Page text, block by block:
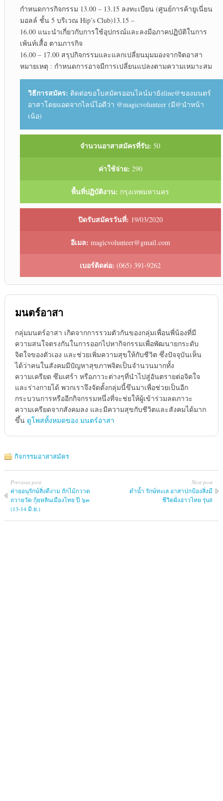
กำหนดการกิจกรรม 13.00 – 13.15 ลงทะเบียน (ศูนย์การค้ายูเนี่ยน
มอลล์ ชั้น 5 บริเวณ Hip’s Club)13.15 –
16.00 แนะนำเกี่ยวกับการใช้อุปกรณ์และลงมือภาคปฏิบัติในการ
เพ้นท์เสื้อ ตามภารกิจ
16.00 – 17.00 สรุปกิจกรรมและแลกเปลี่ยนมุมมองจากจิตอาสา
หมายเหตุ : กำหนดการอาจมีการเปลี่ยนแปลงตามความเหมาะสม
วิธีการสมัคร: ติดต่อขอใบสมัครออนไลน์มายังline@ของมนตร์
อาสาโดยแอดจากไลน์ไอดีว่า @magicvolunteer (มี@นำหน้า
เน้อ)
จำนวนอาสาสมัครที่รับ: 50
ค่าใช้จ่าย: 290
พื้นที่ปฏิบัติงาน: กรุงเทพมหานคร
ปิดรับสมัครวันที่: 19/03/2020
อีเมล: magicvolunteer@gmail.com
เบอร์ติดต่อ: (065) 391-9262
มนตร์อาสา
กลุ่มมนตร์อาสา เกิดจากการรวมตัวกันของกลุ่มเพื่อนพี่น้องที่มี
ความสนใจตรงกันในการออกไปหากิจกรรมเพื่อพัฒนายกระดับ
จิตใจของตัวเอง และช่วยเพิ่มความสุขให้กับชีวิต ซึ่งปัจจุบันเห็น
ได้ว่าคนในสังคมมีปัญหาสุขภาพจิตเป็นจำนวนมากทั้ง
ความเครียด ซึมเศร้า หรือภาวะต่างๆที่นำไปสู่อันตรายต่อจิตใจ
และร่างกายได้ พวกเราจึงจัดตั้งกลุ่มนี้ขึนมาเพื่อช่วยเป็นอีก
กระบวนการหรืออีกกิจกรรมหนึ่งที่จะช่ยให้ผู้เข้าร่วมลดภาวะ
ความเครียดจากสังคมลง และมีความสุขกับชีวิตและสังคมได้มาก
ขึ้น ดูโพสทั้งหมดของ มนตร์อาสา
กิจกรรมอาสาสมัคร
Previous post
ค่ายอนุรักษ์สิ่งดีงาม ถักไม้กวาด
ถวายวัด กุ้ยหลินเมืองไทย ปี ๖๓
(13-14 มิ.ย.)
Next post
ดำน้ำ รักษ์ทะเล อาสาปกป้องสิ่งมี
ชีวิตฝั่งอ่าวไทย รุ่น8